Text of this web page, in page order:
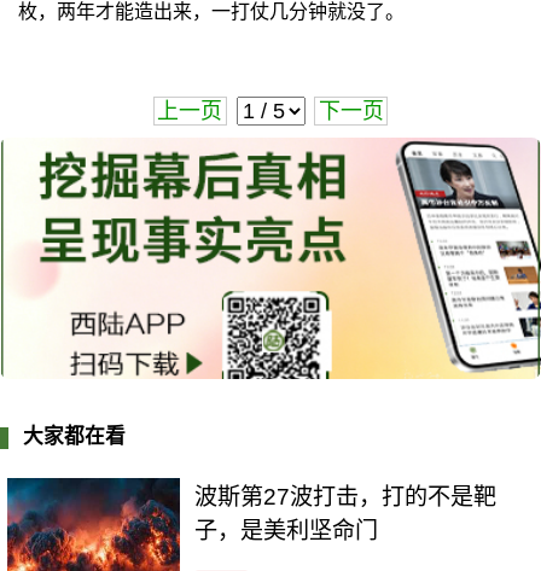
枚，两年才能造出来，一打仗几分钟就没了。
上一页 下一页
大家都在看
波斯第27波打击，打的不是靶
子，是美利坚命门